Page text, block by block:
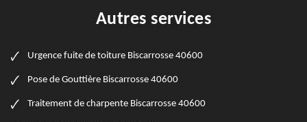
Autres services
Urgence fuite de toiture Biscarrosse 40600
Pose de Gouttière Biscarrosse 40600
Traitement de charpente Biscarrosse 40600